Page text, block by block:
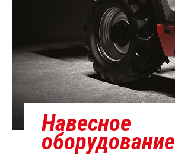
Навесное
оборудование